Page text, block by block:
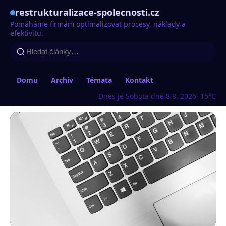
restrukturalizace-spolecnosti.cz
Pomáháme firmám optimalizovat procesy, náklady a
efektivitu.
Domů Archiv Témata
Kontakt
Dnes je Sobota dne 8 8. 2026· 15°C